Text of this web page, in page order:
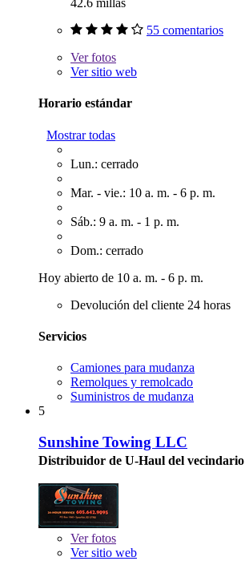
42.6 millas
55 comentarios
Verfotos
Ver sitio web
Horario estándar
Mostrar todas
Lun.: cerrado
Mar. - vie.: 10 a. m. - 6 p. m.
Sáb.: 9 a. m. - 1 p. m.
Dom.: cerrado
Hoy abierto de 10 a. m. - 6 p. m.
Devolución del cliente 24 horas
Servicios
Camiones para mudanza
Remolques y remolcado
Suministros de mudanza
5
Sunshine Towing LLC
Distribuidor de U-Haul del vecindario
Verfotos
Ver sitio web